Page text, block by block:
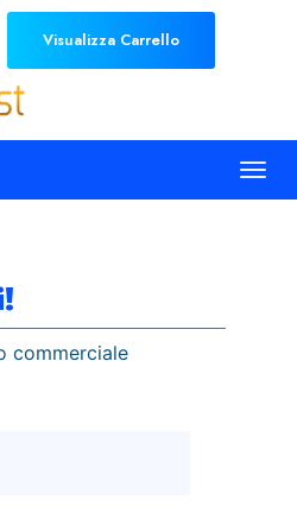
Visualizza Carrello
commerciale